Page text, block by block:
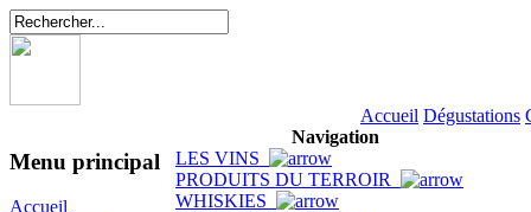
Accueil Dégustations
Menu principal
Accueil
Navigation
LES VINS
PRODUITS DU TERROIR
WHISKIES